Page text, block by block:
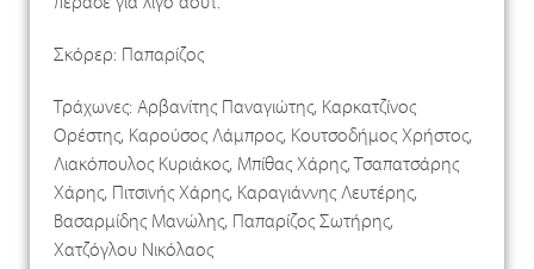
Σκόρερ: Παπαρίζος
Τράχωνες: Αρβανίτης Παναγιώτης, Καρκατζίνος
Ορέστης, Καρούσος Λάμπρος, Κουτσοδήμος Χρήστος,
Λιακόπουλος Κυριάκος, Μπίθας Χάρης, Τσαπατσάρης
Χάρης, Πιτσινής Χάρης, Καραγιάννης Λευτέρης,
Βασαρμίδης Μανώλης, Παπαρίζος Σωτήρης,
Χατζόγλου Νικόλαος